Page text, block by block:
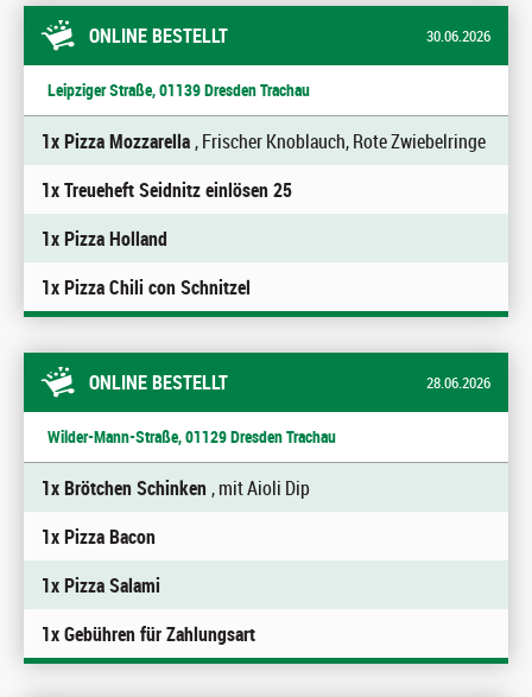
ONLINE BESTELLT 30.06.2026
Leipziger Straße, 01139 Dresden Trachau
1x Pizza Mozzarella, Frischer Knoblauch, Rote Zwiebelringe
1x Treueheft Seidnitz einlösen 25
1x Pizza Holland
1x Pizza Chili con Schnitzel
ONLINE BESTELLT 28.06.2026
Wilder-Mann-Straße, 01129 Dresden Trachau
1x Brötchen Schinken, mit Aioli Dip
1x Pizza Bacon
1x Pizza Salami
1x Gebühren für Zahlungsart